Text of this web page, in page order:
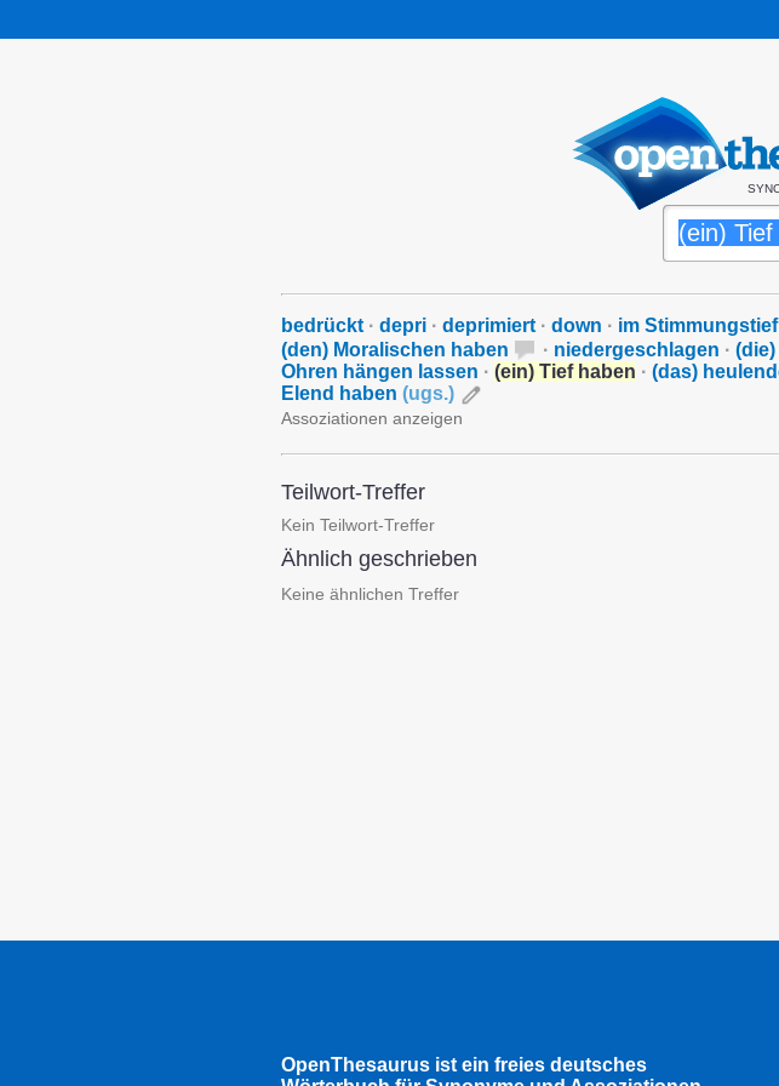
bedrückt · depri · deprimiert · down · im Stimmungstief
(den) Moralischen haben
· niedergeschlagen · (die)
Ohren hängen lassen · (ein) Tief haben · (das)
Elend haben (ugs.)
Assoziationen anzeigen
Teilwort-Treffer
Kein Teilwort-Treffer
Ähnlich geschrieben
Keine ähnlichen Treffer
OpenThesaurus ist ein freies deutsches